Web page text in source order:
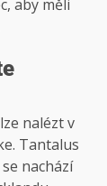
aby měli
nalézt v
Tantalus
nachází